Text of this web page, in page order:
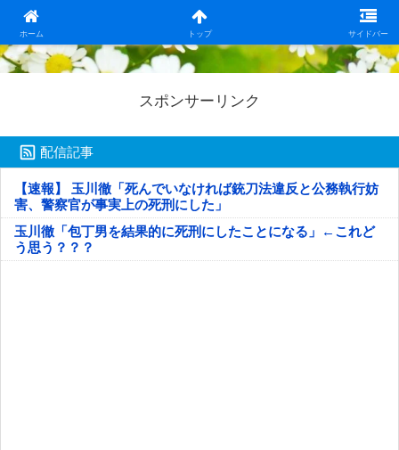
ホーム トップ サイドバー
日本第一！ニュース録
スポンサーリンク
配信記事
【速報】 玉川徹「死んでいなければ銃刀法違反と公務執行妨
害、警察官が事実上の死刑にした」
玉川徹「包丁男を結果的に死刑にしたことになる」←これど
う思う？？？